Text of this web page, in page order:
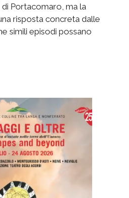
di Portacomaro, ma la
risposta concreta dalle
simili episodi possano